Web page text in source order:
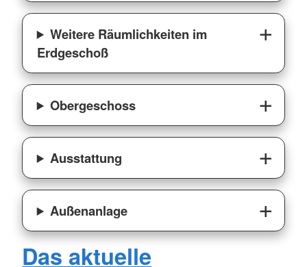
Weitere Räumlichkeiten im
Erdgeschoß
Obergeschoss
Ausstattung
Außenanlage
Das aktuelle